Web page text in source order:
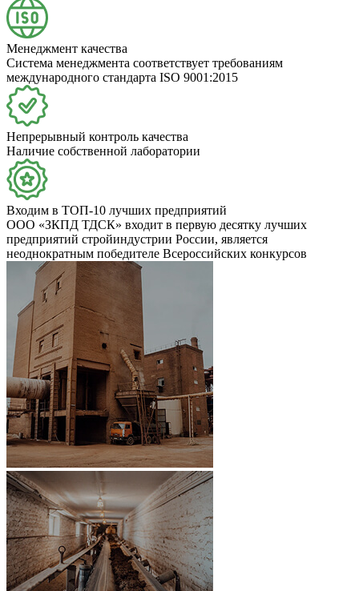
Менеджмент качества
Система менеджмента соответствует требованиям
международного стандарта ISO 9001:2015
Непрерывный контроль качества
Наличие собственной лаборатории
Входим в ТОП-10 лучших предприятий
ООО «ЗКПД ТДСК» входит в первую десятку лучших
предприятий стройиндустрии России, является
неоднократным победителе Всероссийских конкурсов